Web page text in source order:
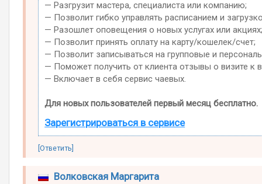
— Разгрузит мастера, специалиста или компанию;
— Позволит гибко управлять расписанием и
— Разошлет оповещения о новых услугах или
— Позволит принять оплату на карту/кошелек/счет;
— Позволит записываться на групповые и
— Поможет получить от клиента отзывы о визите к
— Включает в себя сервис чаевых.
Для новых пользователей первый месяц бесплатно.
Зарегистрироваться в сервисе
[Ответить]
Волковская Маргарита